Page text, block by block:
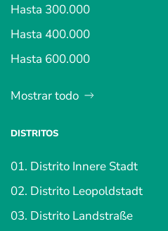
Hasta 300.000
Hasta 400.000
Hasta 600.000
Mostrar todo
DISTRITOS
01. Distrito Innere Stadt
02. Distrito Leopoldstadt
03. Distrito Landstraße